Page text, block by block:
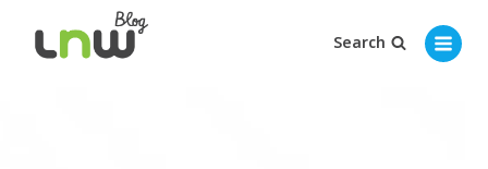
Search